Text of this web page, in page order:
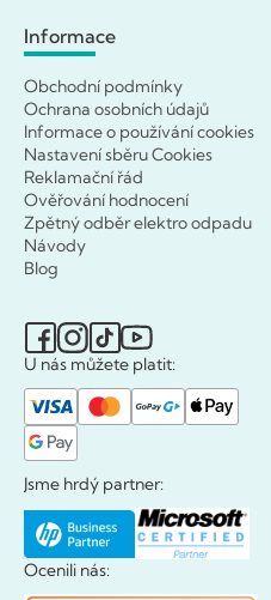
Informace
Obchodní podmínky
Ochrana osobních údajů
Informace o používání cookies
Nastavení sběru Cookies
Reklamační řád
Ověřování hodnocení
Zpětný odběr elektro odpadu
Návody
Blog
U nás můžete platit:
Jsme hrdý partner:
Ocenili nás: